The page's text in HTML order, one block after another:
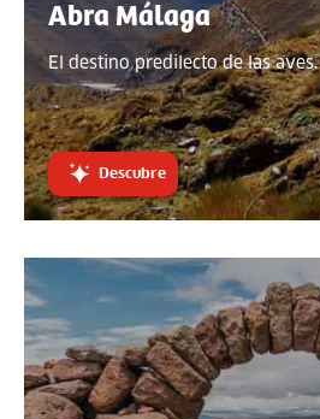
Abra Málaga
El destino predilecto de las aves.
Descubre